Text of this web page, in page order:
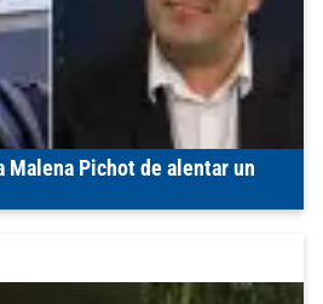
Malena Pichot de alentar un